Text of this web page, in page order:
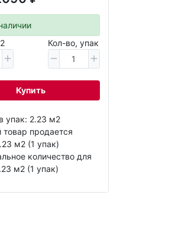
Кол-во, упак
Купить
упак: 2.23 м2
продается
м2 (1 упак)
количество для
м2 (1 упак)